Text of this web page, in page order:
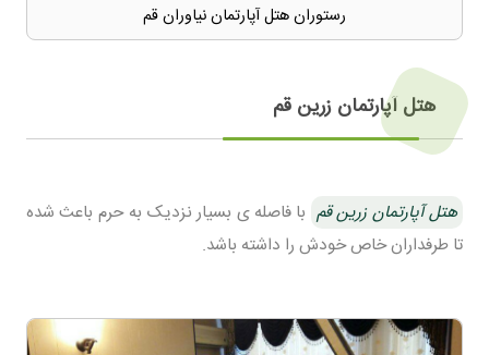
رستوران هتل آپارتمان نیاوران قم
هتل آپارتمان زرین قم
هتل آپارتمان زرین قم با فاصله ی بسیار نزدیک به حرم باعث شده
تا طرفداران خاص خودش را داشته باشد.